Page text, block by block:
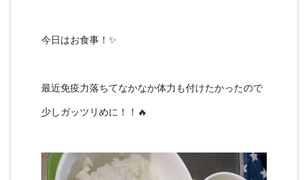
今日はお食事！✨️
最近免疫力落ちてなかなか体力も付けたかったので
少しガッツリめに！！🔥